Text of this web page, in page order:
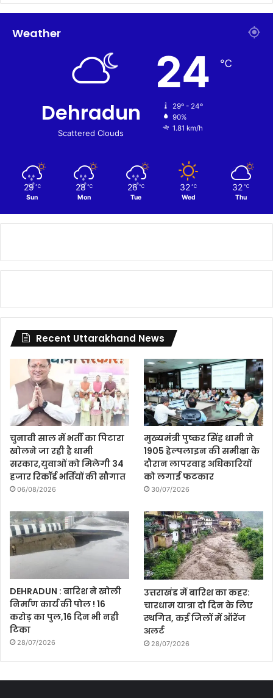
Weather
Dehradun
Scattered Clouds
24 ℃
29º - 24º
90%
1.81 km/h
29 ℃
Sun
28 ℃
Mon
26 ℃
Tue
32 ℃
Wed
32 ℃
Thu
Recent Uttarakhand News
चुनावी साल में भर्ती का पिटारा
खोलने जा रही है धामी
सरकार,युवाओं को मिलेगी 34
हजार रिकॉर्ड भर्तियों की सौगात
06/08/2026
मुख्यमंत्री पुष्कर सिंह धामी ने
1905 हेल्पलाइन की समीक्षा के
दौरान लापरवाह अधिकारियों
को लगाई फटकार
30/07/2026
DEHRADUN : बारिश ने खोली
निर्माण कार्य की पोल ! 16
करोड़ का पुल,16 दिन भी नही
टिका
28/07/2026
उत्तराखंड में बारिश का कहर:
चारधाम यात्रा दो दिन के लिए
स्थगित, कई जिलों में ऑरेंज
अलर्ट
28/07/2026